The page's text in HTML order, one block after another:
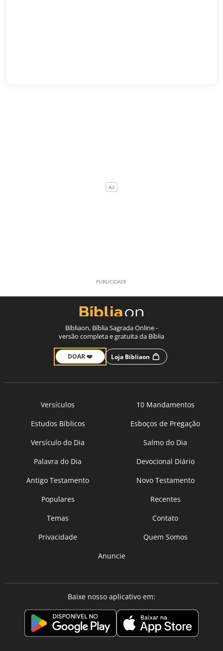
Bíbliaon, Bíblia Sagrada Online -
versão completa e gratuita da Bíblia
DOAR ❤️ Loja Bíbliaon
Versículos
10 Mandamentos
Estudos Bíblicos
Esboços de Pregação
Versículo do Dia
Salmo do Dia
Palavra do Dia
Devocional Diário
Antigo Testamento
Novo Testamento
Populares
Recentes
Temas
Contato
Privacidade
Quem Somos
Anuncie
Baixe nosso aplicativo em: